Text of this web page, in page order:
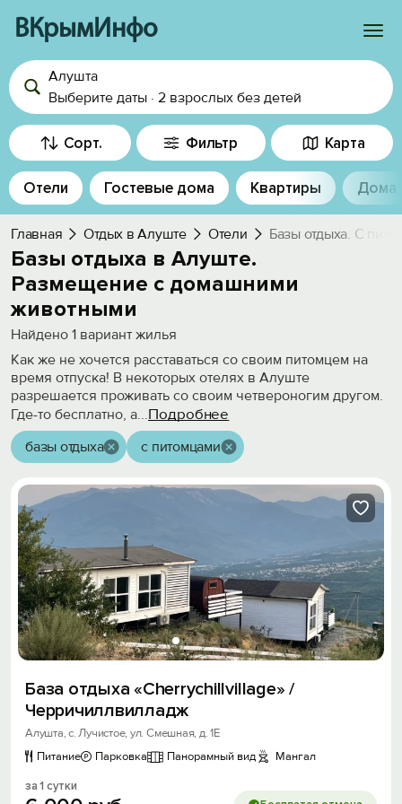
ВКрымИнфо
Войти
Избранное
История просмотра
Добавить свой объект
Алушта
Выберите даты · 2 взрослых без детей
Сорт. Фильтр Карта
Отели Гостевые дома Квартиры Дома
Главная Отдых в Алуште Отели Базы отдыха. С
Базы отдыха в Алуште.
Размещение с домашними
животными
Найдено 1 вариант жилья
Как же не хочется расставаться со своим питомцем на
время отпуска! В некоторых отелях в Алуште
разрешается проживать со своим четвероногим другом.
Где-то бесплатно, а...Подробнее
базы отдыха с питомцами
База отдыха «Cherrychillvillage» /
Черричиллвилладж
Алушта, с. Лучистое, ул. Смешная, д. 1Е
Питание
Парковка Панорамный вид Мангал
за 1 сутки